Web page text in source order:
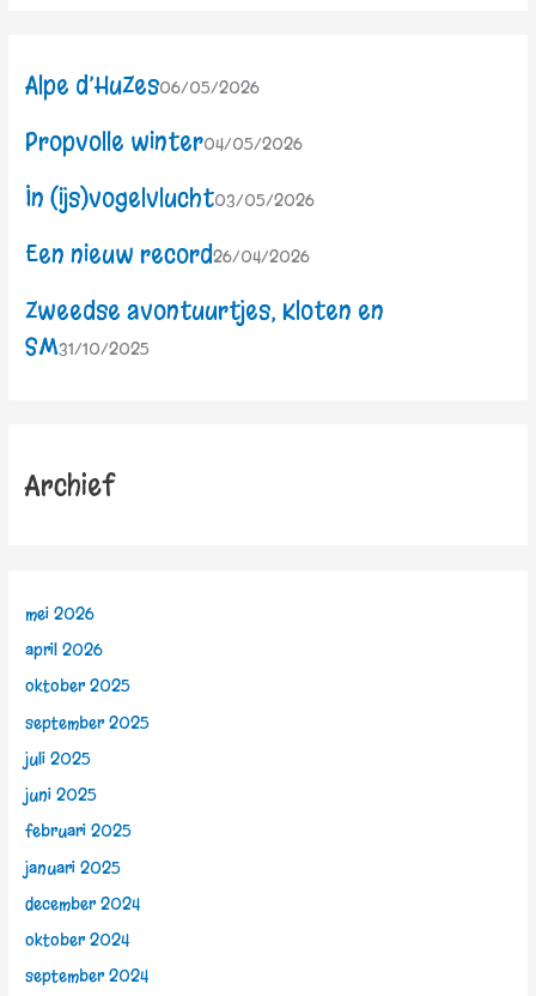
Alpe d’HuZes06/05/2026
Propvolle winter04/05/2026
In (ijs)vogelvlucht03/05/2026
Een nieuw record26/04/2026
Zweedse avontuurtjes, Kloten en
SM31/10/2025
Archief
mei 2026
april 2026
oktober 2025
september 2025
juli 2025
juni 2025
februari 2025
januari 2025
december 2024
oktober 2024
september 2024